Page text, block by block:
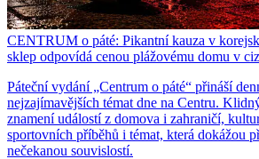
CENTRUM o páté: Pikantní kauza v
sklep odpovídá cenou plážovému domu v
Páteční vydání „Centrum o páté“ přináší
nejzajímavějších témat dne na Centru.
znamení událostí z domova i zahraničí,
sportovních příběhů i témat, která dokážou
nečekanou souvislostí.